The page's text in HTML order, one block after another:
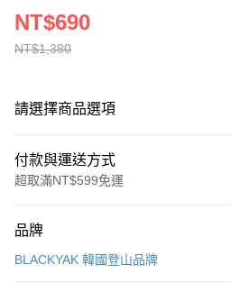
NT$1,380
NT$690
請選擇商品選項
付款與運送方式
超取滿NT$599免運
信用卡一次付款
品牌
BLACKYAK 韓國登山品牌